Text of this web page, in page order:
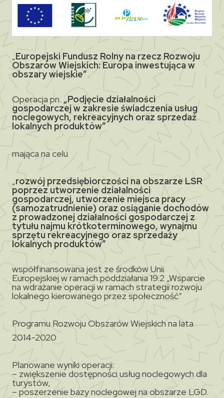
„Europejski Fundusz Rolny na rzecz Rozwoju
Obszarów Wiejskich: Europa inwestująca w
obszary wiejskie”.
Operacja pn. „Podjęcie działalności
gospodarczej w zakresie świadczenia usług
noclegowych, rekreacyjnych oraz sprzedaż
lokalnych produktów”
mająca na celu
„rozwój przedsiębiorczości na obszarze LSR
poprzez utworzenie działalności
gospodarczej, utworzenie miejsca pracy
(samozatrudnienie) oraz osiąganie dochodów
z prowadzonej działalności gospodarczej z
tytułu najmu krótkoterminowego, wynajmu
sprzętu rekreacyjnego oraz sprzedaży
lokalnych produktów”
współfinansowana jest ze środków Unii
Europejskiej w ramach poddziałania 19.2 „Wsparcie
na wdrażanie operacji w ramach strategii rozwoju
lokalnego kierowanego przez społeczność”
Programu Rozwoju Obszarów Wiejskich na lata
2014-2020
Planowane wyniki operacji:
– zwiększenie dostępności usług noclegowych dla
turystów,
– poszerzenie bazy noclegowej na obszarze LGD.